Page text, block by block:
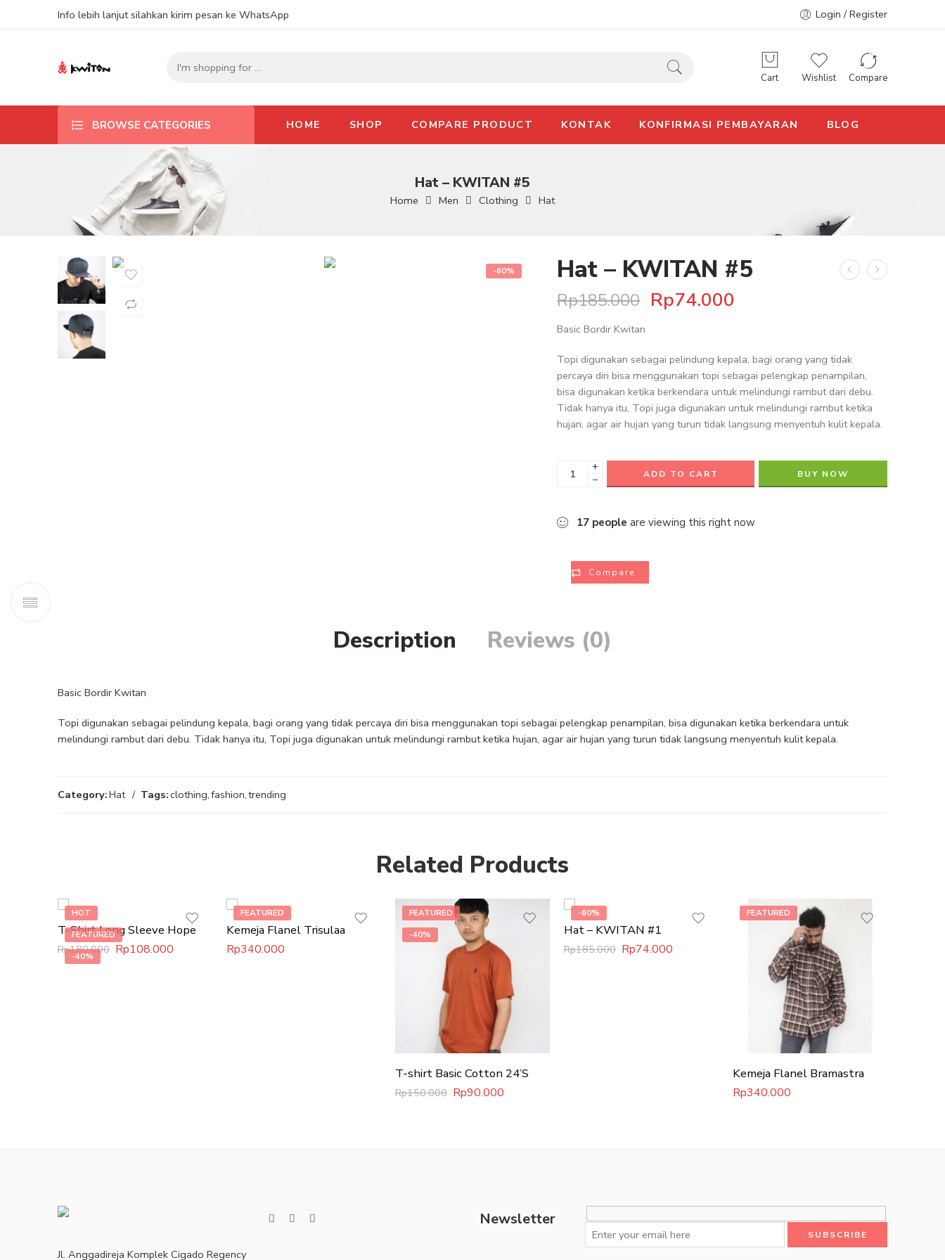
Info lebih lanjut silahkan kirim pesan ke WhatsApp Login / Register
Cart Wishlist Compare
BROWSE CATEGORIES HOME SHOP COMPARE PRODUCT KONTAK KONFIRMASI PEMBAYARAN BLOG
Hat – KWITAN #5
Home Men Clothing Hat
-60% Hat – KWITAN #5
Rp185.000 Rp74.000
Basic Bordir Kwitan
Topi digunakan sebagai pelindung kepala, bagi orang yang tidak
percaya diri bisa menggunakan topi sebagai pelengkap penampilan,
bisa digunakan ketika berkendara untuk melindungi rambut dari debu.
Tidak hanya itu, Topi juga digunakan untuk melindungi rambut ketika
hujan, agar air hujan yang turun tidak langsung menyentuh kulit kepala.
+
−
ADD TO CART BUY NOW
17 people are viewing this right now
Compare
Description Reviews (0)
Basic Bordir Kwitan
Topi digunakan sebagai pelindung kepala, bagi orang yang tidak percaya diri bisa menggunakan topi sebagai pelengkap penampilan, bisa digunakan ketika berkendara untuk
melindungi rambut dari debu. Tidak hanya itu, Topi juga digunakan untuk melindungi rambut ketika hujan, agar air hujan yang turun tidak langsung menyentuh kulit kepala.
Category:Hat Tags:clothing,fashion,trending
Related Products
HOT
FEATURED
-40%
T-Shirt Long Sleeve Hope
Rp180.000 Rp108.000
FEATURED
Kemeja Flanel Trisulaa
Rp340.000
FEATURED
-40%
T-shirt Basic Cotton 24’S
Rp150.000 Rp90.000
-60%
Hat – KWITAN #1
Rp185.000 Rp74.000
FEATURED
Kemeja Flanel Bramastra
Rp340.000
Jl. Anggadireja Komplek Cigado Regency
Newsletter